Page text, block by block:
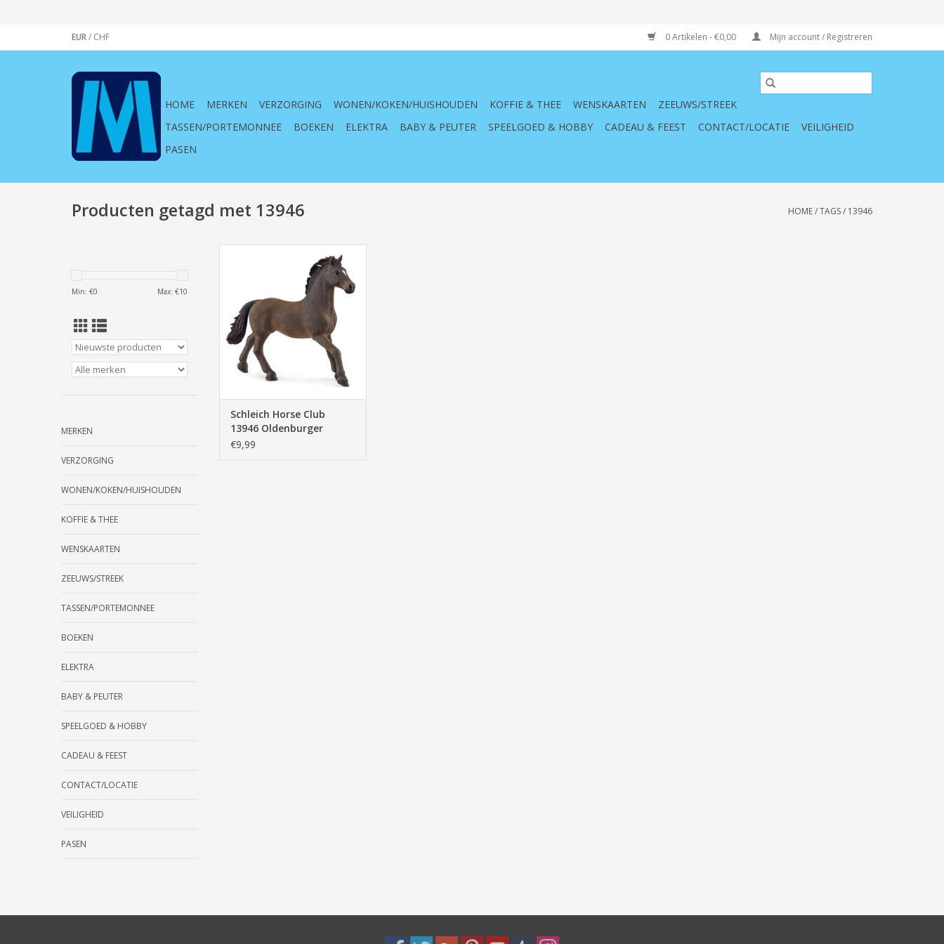
EUR/ CHF 0 Artikelen - €0,00 Mijn account / Registreren
HOME MERKEN VERZORGING WONEN/KOKEN/HUISHOUDEN KOFFIE & THEE WENSKAARTEN
ZEEUWS/STREEK
TASSEN/PORTEMONNEE
BOEKEN ELEKTRA BABY & PEUTER SPEELGOED & HOBBY CADEAU & FEEST CONTACT/LOCATIE
VEILIGHEID
PASEN
Producten getagd met 13946 HOME/TAGS/ 13946
Min: €0 Max: €10
MERKEN
VERZORGING
WONEN/KOKEN/HUISHOUDEN
KOFFIE & THEE
WENSKAARTEN
ZEEUWS/STREEK
TASSEN/PORTEMONNEE
BOEKEN
ELEKTRA
BABY & PEUTER
SPEELGOED & HOBBY
CADEAU & FEEST
CONTACT/LOCATIE
VEILIGHEID
PASEN
,Oldenburger ,Hengst, mannetje,
Oldenburger Hengst, paard,
spelen, speelgoed, speelfiguur,
rollenspel, kind, kinderen meisje,
jongen,
TOEVOEGEN AAN WINKELWAGEN
Schleich Horse Club
13946 Oldenburger
Hengst
€9,99